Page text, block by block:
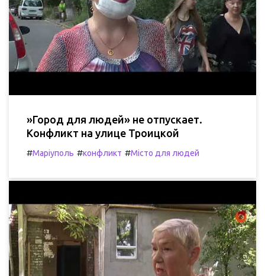
»Город для людей» не отпускает.
Конфликт на улице Троицкой
#Маріуполь #конфликт #Місто для людей